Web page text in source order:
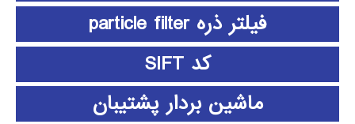
فیلتر ذره particle filter
کد SIFT
ماشین بردار پشتیبان